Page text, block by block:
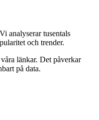
analyserar tusentals
och trender.
länkar. Det påverkar
på data.